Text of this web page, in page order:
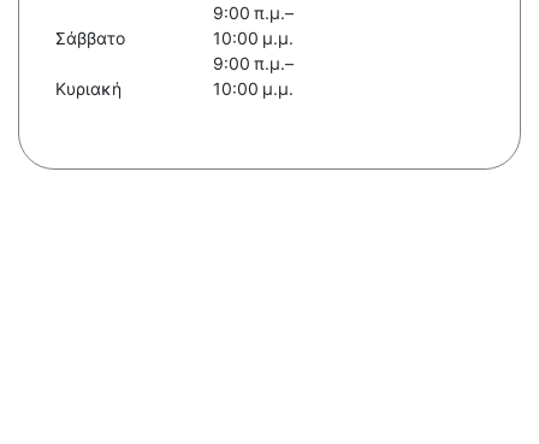
Σάββατο
9:00 π.μ.–
10:00 μ.μ.
Κυριακή
9:00 π.μ.–
10:00 μ.μ.